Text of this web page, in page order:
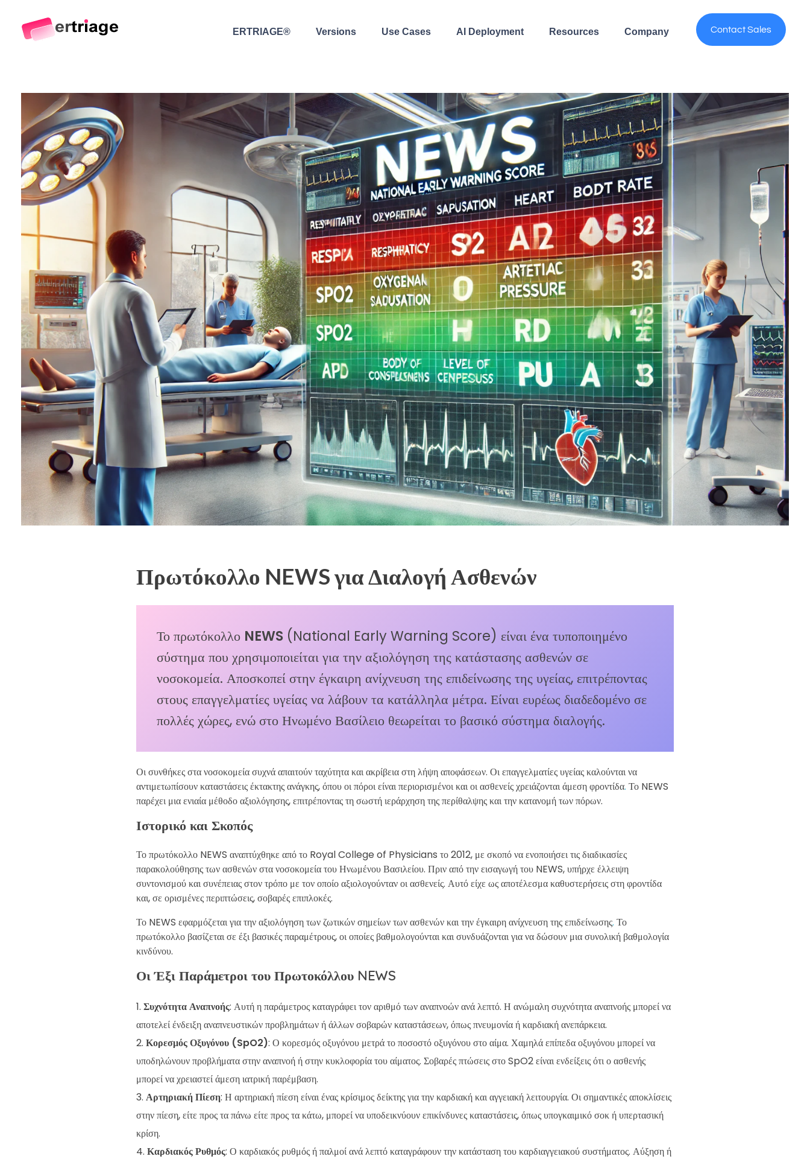
ERTRIAGE® Versions Use Cases AI Deployment Resources Company Contact Sales
Πρωτόκολλο NEWS για Διαλογή Ασθενών
Το πρωτόκολλο NEWS(National Early Warning Score) είναι ένα τυποποιημένο
σύστημα που χρησιμοποιείται για την αξιολόγηση της κατάστασης ασθενών σε
νοσοκομεία. Αποσκοπεί στην έγκαιρη ανίχνευση της επιδείνωσης της υγείας, επιτρέποντας
στους επαγγελματίες υγείας να λάβουν τα κατάλληλα μέτρα. Είναι ευρέως διαδεδομένο σε
πολλές χώρες, ενώ στο Ηνωμένο Βασίλειο θεωρείται το βασικό σύστημα διαλογής.
Οι συνθήκες στα νοσοκομεία συχνά απαιτούν ταχύτητα και ακρίβεια στη λήψη αποφάσεων. Οι επαγγελματίες υγείας καλούνται να
αντιμετωπίσουν καταστάσεις έκτακτης ανάγκης, όπου οι πόροι είναι περιορισμένοι και οι ασθενείς χρειάζονται άμεση φροντίδα.Το NEWS
παρέχει μια ενιαία μέθοδο αξιολόγησης, επιτρέποντας τη σωστή ιεράρχηση της περίθαλψης και την κατανομή των πόρων.
Ιστορικό και Σκοπός
Το πρωτόκολλο NEWS αναπτύχθηκε από το Royal College of Physicians το 2012, με σκοπό να ενοποιήσει τις διαδικασίες
παρακολούθησης των ασθενών στα νοσοκομεία του Ηνωμένου Βασιλείου. Πριν από την εισαγωγή του NEWS, υπήρχε έλλειψη
συντονισμού και συνέπειας στον τρόπο με τον οποίο αξιολογούνταν οι ασθενείς. Αυτό είχε ως αποτέλεσμα καθυστερήσεις στη φροντίδα
και, σε ορισμένες περιπτώσεις, σοβαρές επιπλοκές.
Το NEWS εφαρμόζεται για την αξιολόγηση των ζωτικών σημείων των ασθενών και την έγκαιρη ανίχνευση της επιδείνωσης.Το
πρωτόκολλο βασίζεται σε έξι βασικές παραμέτρους, οι οποίες βαθμολογούνται και συνδυάζονται για να δώσουν μια συνολική βαθμολογία
κινδύνου.
Οι Έξι Παράμετροι του Πρωτοκόλλου NEWS
Συχνότητα Αναπνοής: Αυτή η παράμετρος καταγράφει τον αριθμό των αναπνοών ανά λεπτό. Η ανώμαλη συχνότητα αναπνοής μπορεί να
αποτελεί ένδειξη αναπνευστικών προβλημάτων ή άλλων σοβαρών καταστάσεων, όπως πνευμονία ή καρδιακή ανεπάρκεια.
Κορεσμός Οξυγόνου (SpO2): Ο κορεσμός οξυγόνου μετρά το ποσοστό οξυγόνου στο αίμα. Χαμηλά επίπεδα οξυγόνου μπορεί να
υποδηλώνουν προβλήματα στην αναπνοή ή στην κυκλοφορία του αίματος. Σοβαρές πτώσεις στο SpO2 είναι ενδείξεις ότι ο ασθενής
μπορεί να χρειαστεί άμεση ιατρική παρέμβαση.
Αρτηριακή Πίεση: Η αρτηριακή πίεση είναι ένας κρίσιμος δείκτης για την καρδιακή και αγγειακή λειτουργία. Οι σημαντικές αποκλίσεις
στην πίεση, είτε προς τα πάνω είτε προς τα κάτω, μπορεί να υποδεικνύουν επικίνδυνες καταστάσεις, όπως υπογκαιμικό σοκ ή υπερτασική
κρίση.
Καρδιακός Ρυθμός: Ο καρδιακός ρυθμός ή παλμοί ανά λεπτό καταγράφουν την κατάσταση του καρδιαγγειακού συστήματος. Αύξηση ή